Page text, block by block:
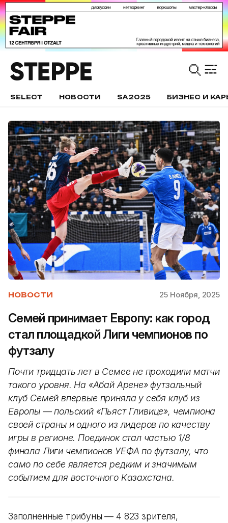
SELECT НОВОСТИ SA2025 БИЗНЕС И
НОВОСТИ 25 Ноября, 2025
Семей принимает Европу: как город
стал площадкой Лиги чемпионов по
футзалу
Почти тридцать лет в Семее не проходили матчи
такого уровня. На «Абай Арене» футзальный
клуб Семей впервые приняла у себя клуб из
Европы — польский «Пьяст Гливице», чемпиона
своей страны и одного из лидеров по качеству
игры в регионе. Поединок стал частью 1/8
финала Лиги чемпионов УЕФА по футзалу, что
само по себе является редким и значимым
событием для восточного Казахстана.
Заполненные трибуны — 4 823 зрителя,